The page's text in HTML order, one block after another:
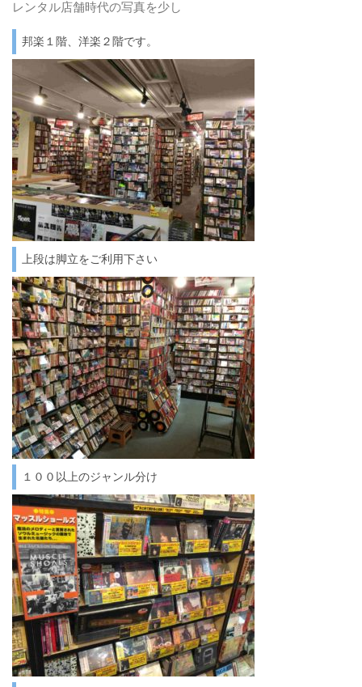
レンタル店舗時代の写真を少し
邦楽１階、洋楽２階です。
上段は脚立をご利用下さい
１００以上のジャンル分け